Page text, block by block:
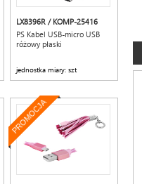
LX8396R / KOMP-25416
PS Kabel USB-micro USB
różowy płaski
jednostka miary: szt
PROMOCJA